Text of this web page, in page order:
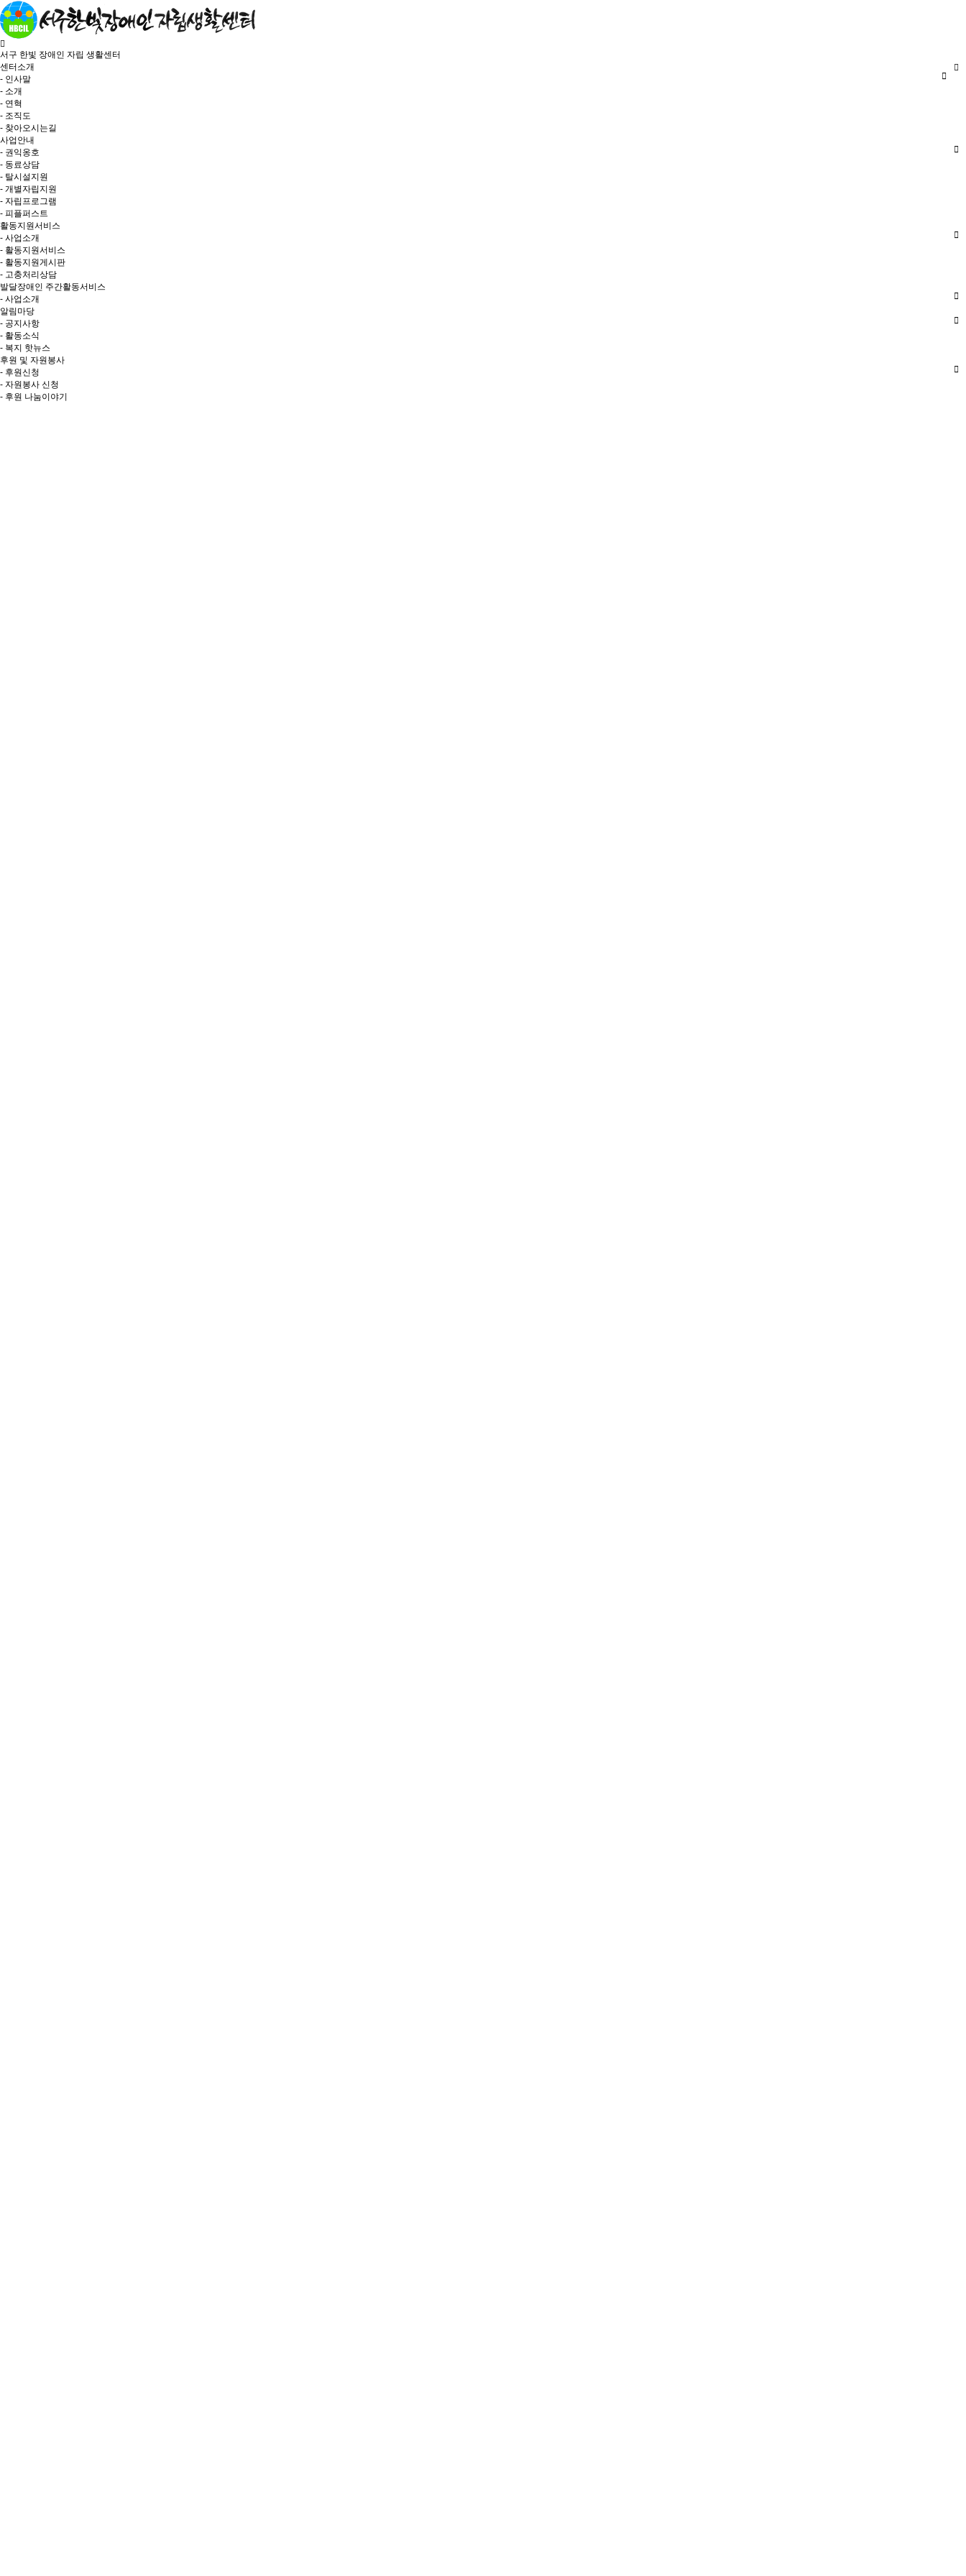
서구 한빛 장애인 자립 생활센터
센터소개
- 인사말
- 소개
- 연혁
- 조직도
- 찾아오시는길
사업안내
- 권익옹호
- 동료상담
- 탈시설지원
- 개별자립지원
- 자립프로그램
- 피플퍼스트
활동지원서비스
- 사업소개
- 활동지원서비스
- 활동지원게시판
- 고충처리상담
발달장애인 주간활동서비스
- 사업소개
알림마당
- 공지사항
- 활동소식
- 복지 핫뉴스
후원 및 자원봉사
- 후원신청
- 자원봉사 신청
- 후원 나눔이야기